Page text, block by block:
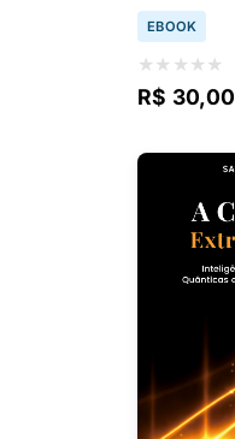
EBOOK
★ ★ ★ ★ ★
R$ 30,00